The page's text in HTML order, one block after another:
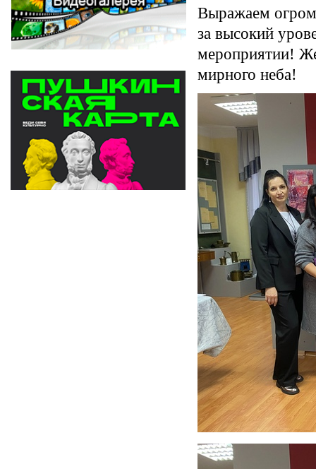
Выражаем
за высокий
мероприятии!
мирного неба!